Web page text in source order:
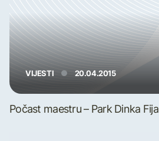
VIJESTI 20.04.2015
Počast maestru – Park Dinka Fija